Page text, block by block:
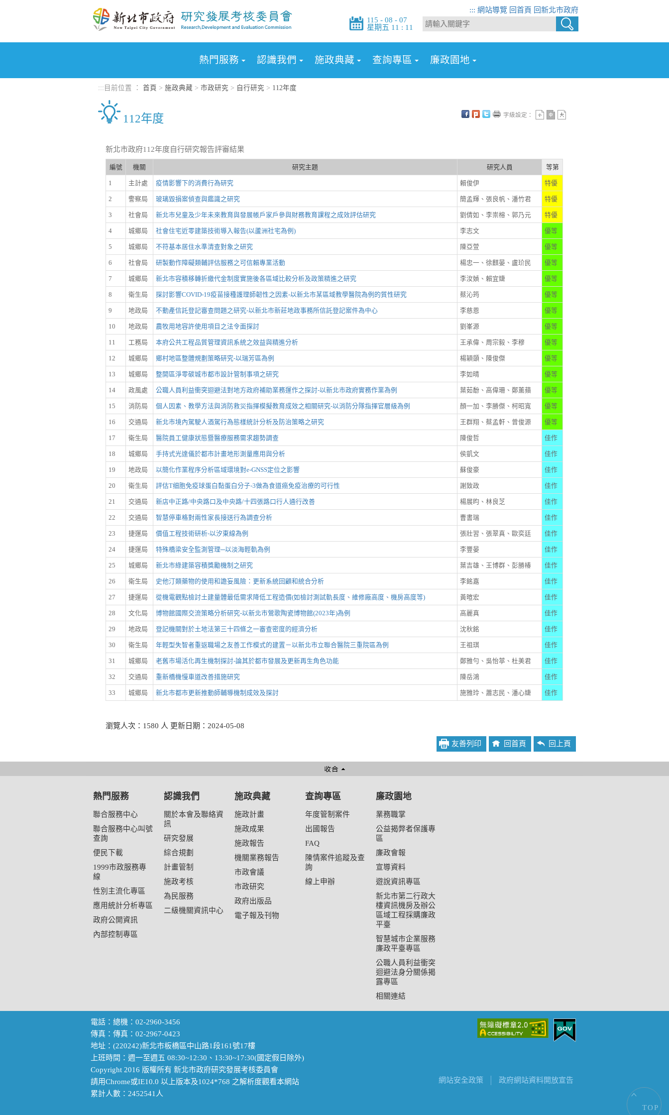
::: 網站導覽 回首頁
回新北市政府
115 - 08 - 07
星期五 11 : 11
熱門服務 認識我們 施政典藏 查詢專區 廉政園地
::: 目前位置 ： 首頁 > 施政典藏 > 市政研究 > 自行研究 > 112年度
112年度 字級設定：
編號 機關 研究主題 研究人員 等第
新北市政府112年度自行研究報告評審結果
1 主計處 疫情影響下的消費行為研究 賴俊伊 特優
2 警察局 玻璃毀損案偵查與鑑識之研究 簡孟輝、張良帆、潘竹君 特優
3 社會局 新北市兒童及少年未來教育與發展帳戶家戶參與財務教育課程之成效評估研究 劉倩如、李崇榕、郭乃元 特優
4 城鄉局 社會住宅近零建築技術導入報告(以蘆洲社宅為例) 李志文 優等
5 城鄉局 不符基本居住水準清查對象之研究 陳亞萱 優等
6 社會局 研製動作障礙類輔評估服務之可信賴專業活動 楊忠一、徐麒晏、盧玠民 優等
7 城鄉局 新北市容積移轉折繳代金制度實施後各區域比較分析及政策精進之研究 李汝媜、賴宜婕 優等
8 衛生局 探討影響COVID-19疫苗接種護理師韌性之因素-以新北市某區域教學醫院為例的質性研究 蔡沁筠 優等
9 地政局 不動產信託登記審查問題之研究-以新北市新莊地政事務所信託登記案件為中心 李慈恩 優等
10 地政局 農牧用地容許使用項目之法令面探討 劉峯源 優等
11 工務局 本府公共工程品質管理資訊系統之效益與精進分析 王承偉、周宗毅、李穆 優等
12 城鄉局 鄉村地區整體規劃策略研究-以瑞芳區為例 楊穎顗、陳俊傑 優等
13 城鄉局 整開區淨零碳城市都市設計管制事項之研究 李如晴 優等
14 政風處 公職人員利益衝突迴避法對地方政府補助業務運作之探討-以新北市政府實務作業為例 葉茹馚、高偉珊、鄭薰蘋 優等
15 消防局 個人因素、教學方法與消防救災指揮模擬教育成效之相關研究-以消防分隊指揮官層級為例 顏一加、李勝傑、柯昭寬 優等
16 交通局 新北市境內駕駛人酒駕行為態樣統計分析及防治策略之研究 王群翔、蔡孟軒、曾俊源 優等
17 衛生局 醫院員工健康狀態暨醫療服務需求趨勢調查 陳俊哲 佳作
18 城鄉局 手持式光達儀於都市計畫地形測量應用與分析 侯凱文 佳作
19 地政局 以簡化作業程序分析區域環境對e-GNSS定位之影響 蘇俊豪 佳作
20 衛生局 評估T细胞免疫球蛋白黏蛋白分子-3做為食道癌免疫治療的可行性 謝致政 佳作
21 交通局 新店中正路/中央路口及中央路/十四張路口行人通行改善 楊展昀、林良芝 佳作
22 交通局 智慧停車格對兩性家長接送行為調查分析 曹書瑞 佳作
23 捷運局 價值工程技術研析-以汐東線為例 張壯習、張翠真、歐奕廷 佳作
24 捷運局 特殊橋梁安全監測管理─以淡海輕軌為例 李豐晏 佳作
25 城鄉局 新北市綠建築容積獎勵機制之研究 葉吉雄、王博群、彭勝椿 佳作
26 衛生局 史他汀類藥物的使用和譫妄風險：更新系統回顧和統合分析 李銘嘉 佳作
27 捷運局 從機電觀點檢討土建量體最低需求降低工程造價(如檢討測試軌長度、維修廠高度、機房高度等) 黃暄宏 佳作
28 文化局 博物館國際交流策略分析研究-以新北市鶯歌陶瓷博物館(2023年)為例 高麗真 佳作
29 地政局 登記機關對於土地法第三十四條之一審查密度的經濟分析 沈秋銘 佳作
30 衛生局 年輕型失智者重返職場之友善工作模式的建置－以新北市立聯合醫院三重院區為例 王祖琪 佳作
31 城鄉局 老舊市場活化再生機制探討-論其於都市發展及更新再生角色功能 鄭雅勻、吳怡葶、杜美君 佳作
32 交通局 重新橋機慢車道改善措施研究 陳岳鴻 佳作
33 城鄉局 新北市都市更新推動師輔導機制成效及探討 施雅玲、蕭志民、潘心婕 佳作
瀏覽人次：1580 人 更新日期：2024-05-08
友善列印 回首頁 回上頁
TOP
熱門服務
聯合服務中心
聯合服務中心叫號
查詢
便民下載
1999市政服務專
線
性別主流化專區
應用統計分析專區
政府公開資訊
內部控制專區
認識我們
關於本會及聯絡資
訊
研究發展
綜合規劃
計畫管制
施政考核
為民服務
二級機關資訊中心
施政典藏
施政計畫
施政成果
施政報告
機關業務報告
市政會議
市政研究
政府出版品
電子報及刊物
查詢專區
年度管制案件
出國報告
FAQ
陳情案件追蹤及查
詢
線上申辦
廉政園地
業務職掌
公益揭弊者保護專
區
廉政會報
宣導資料
遊說資訊專區
新北市第二行政大
樓資訊機房及辦公
區域工程採購廉政
平臺
智慧城市企業服務
廉政平臺專區
公職人員利益衝突
迴避法身分關係揭
露專區
相關連結
網站安全政策 政府網站資料開放宣告
電話：總機：02-2960-3456
傳真：傳真：02-2967-0423
地址：(220242)新北市板橋區中山路1段161號17樓
上班時間：週一至週五 08:30~12:30、13:30~17:30(國定假日除外)
Copyright 2016 版權所有 新北市政府研究發展考核委員會
請用Chrome或IE10.0 以上版本及1024*768 之解析度觀看本網站
累計人數：2452541人